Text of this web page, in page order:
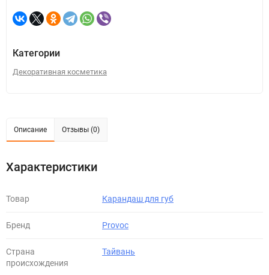
Категории
Декоративная косметика
Описание Отзывы (0)
Характеристики
Товар Карандаш для губ
Бренд Provoc
Страна
происхождения
Тайвань